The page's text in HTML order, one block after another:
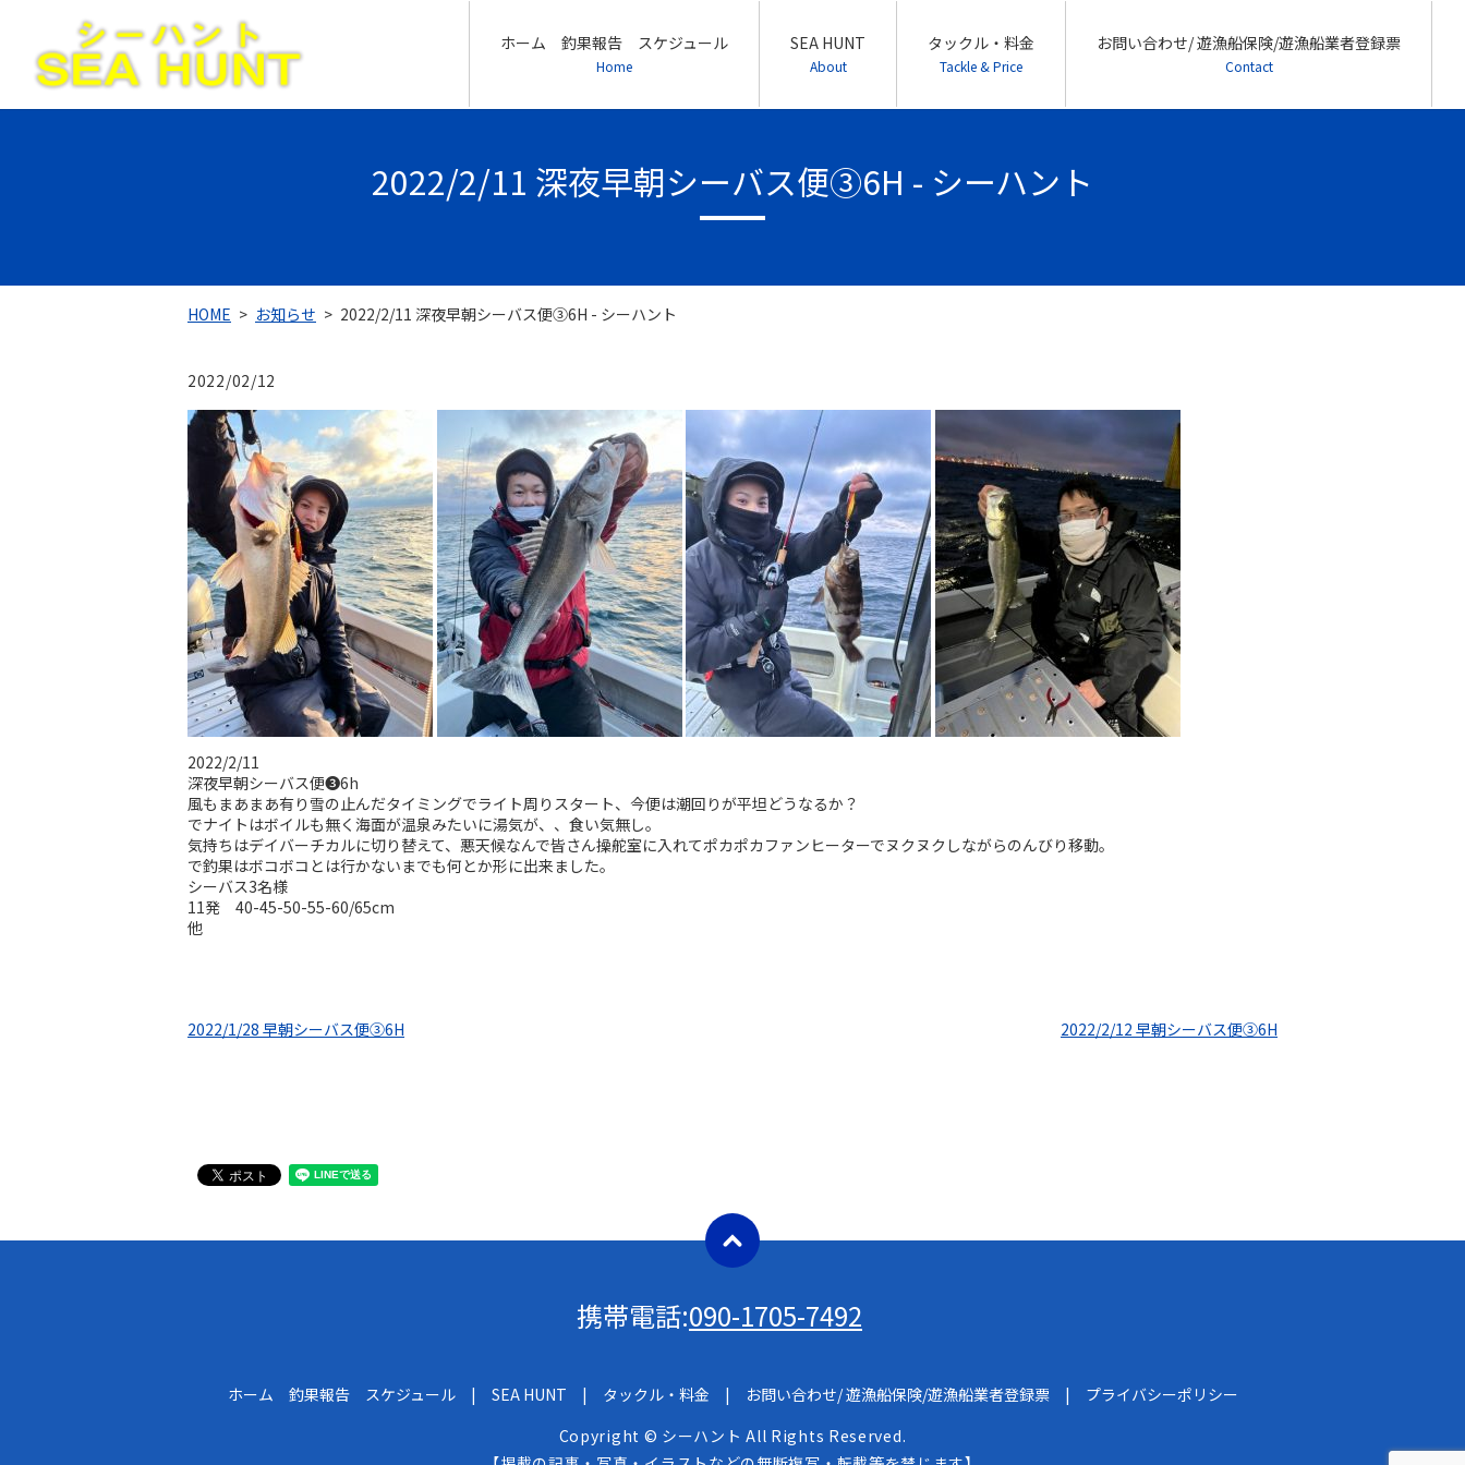
ホーム 釣果報告 スケジュール
Home
SEA HUNT
About
タックル・料金
Tackle & Price
お問い合わせ/ 遊漁船保険/遊漁船業者登録票
Contact
2022/2/11 深夜早朝シーバス便③6H - シーハント
HOME お知らせ 2022/2/11 深夜早朝シーバス便③6H - シーハント
2022/02/12
2022/2/11
深夜早朝シーバス便❸6h
風もまあまあ有り雪の止んだタイミングでライト周りスタート、今便は潮回りが平坦どうなるか？
でナイトはボイルも無く海面が温泉みたいに湯気が、、食い気無し。
気持ちはデイバーチカルに切り替えて、悪天候なんで皆さん操舵室に入れてポカポカファンヒーターでヌクヌクしながらのんびり移動。
で釣果はボコボコとは行かないまでも何とか形に出来ました。
シーバス3名様
11発 40-45-50-55-60/65cm
他
2022/1/28 早朝シーバス便③6H 2022/2/12 早朝シーバス便③6H
携帯電話:090-1705-7492
ホーム 釣果報告 スケジュール SEA HUNT タックル・料金 お問い合わせ/ 遊漁船保険/遊漁船業者登録票
プライバシーポリシー
Copyright © シーハント All Rights Reserved.